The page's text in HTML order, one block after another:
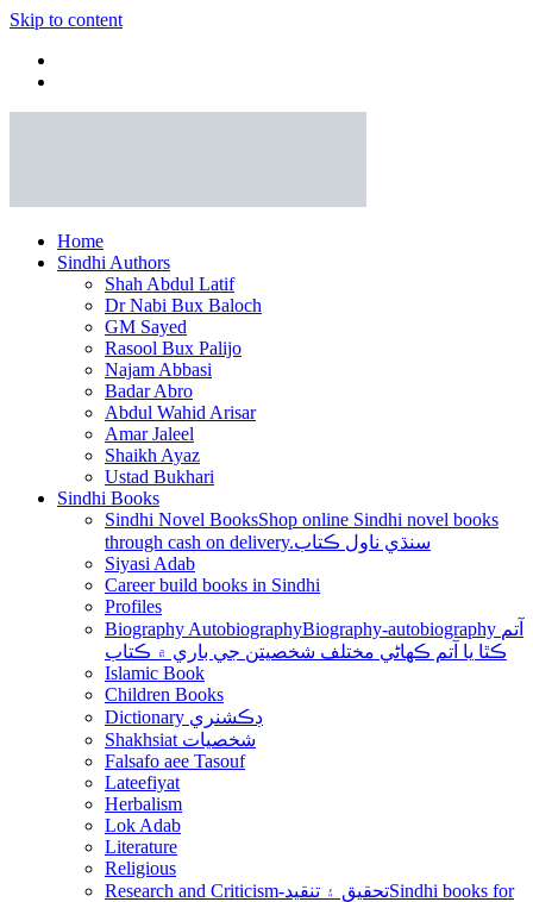
Skip to content
Home
Sindhi Authors
Shah Abdul Latif
Dr Nabi Bux Baloch
GM Sayed
Rasool Bux Palijo
Najam Abbasi
Badar Abro
Abdul Wahid Arisar
Amar Jaleel
Shaikh Ayaz
Ustad Bukhari
Sindhi Books
Sindhi Novel BooksShop online Sindhi novel books
through cash on delivery.سنڌي ناول ڪتاب
Siyasi Adab
Career build books in Sindhi
Profiles
Biography AutobiographyBiography-autobiography آتم
ڪٿا يا آتم ڪھاڻي مختلف شخصيتن جي باري ۾ ڪتاب
Islamic Book
Children Books
Dictionary ڊڪشنري
Shakhsiat شخصيات
Falsafo aee Tasouf
Lateefiyat
Herbalism
Lok Adab
Literature
Religious
Research and Criticism-تحقيق ۽ تنقيدSindhi books for